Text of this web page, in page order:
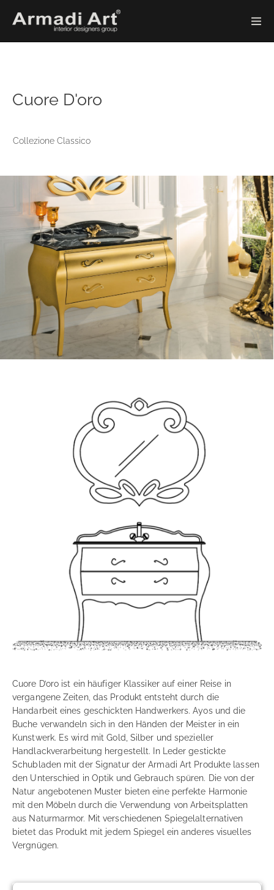
Cuore D'oro
Collezione Classico
Cuore D’oro ist ein häufiger Klassiker auf einer Reise in
vergangene Zeiten, das Produkt entsteht durch die
Handarbeit eines geschickten Handwerkers. Ayos und die
Buche verwandeln sich in den Händen der Meister in ein
Kunstwerk. Es wird mit Gold, Silber und spezieller
Handlackverarbeitung hergestellt. In Leder gestickte
Schubladen mit der Signatur der Armadi Art Produkte lassen
den Unterschied in Optik und Gebrauch spüren. Die von der
Natur angebotenen Muster bieten eine perfekte Harmonie
mit den Möbeln durch die Verwendung von Arbeitsplatten
aus Naturmarmor. Mit verschiedenen Spiegelalternativen
bietet das Produkt mit jedem Spiegel ein anderes visuelles
Vergnügen.